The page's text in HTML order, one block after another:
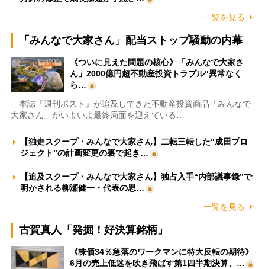
一覧を見る
「みんなで大家さん」配当ストップ騒動の内幕
《ついに見えた問題の核心》「みんなで大家さ
ん」2000億円超不動産投資トラブル“異常なく
ら…
本誌『週刊ポスト』が追及してきた不動産投資商品「みんなで
大家さん」がいよいよ最終局面を迎えている…
【独走スクープ・みんなで大家さん】二転三転した“成田プロ
ジェクト”の計画変更の裏で起き…
【追及スクープ・みんなで大家さん】独占入手“内部議事録”で
明かされる柳瀬健一・代表の思…
一覧を見る
古賀真人「発掘！好決算銘柄」
《株価34％急落のワークマンに特大反転の期待》
6月の売上低迷を吹き飛ばす第1四半期決算、…